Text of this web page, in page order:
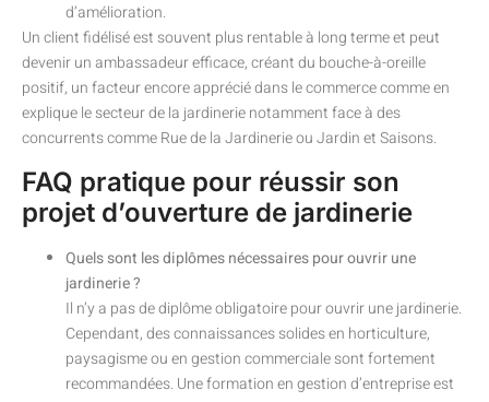
d’amélioration.
Un client fidélisé est souvent plus rentable à long terme et peut
devenir un ambassadeur efficace, créant du bouche-à-oreille
positif, un facteur encore apprécié dans le commerce comme en
explique le secteur de la jardinerie notamment face à des
concurrents comme Rue de la Jardinerie ou Jardin et Saisons.
FAQ pratique pour réussir son
projet d’ouverture de jardinerie
Quels sont les diplômes nécessaires pour ouvrir une
jardinerie ?
Il n’y a pas de diplôme obligatoire pour ouvrir une jardinerie.
Cependant, des connaissances solides en horticulture,
paysagisme ou en gestion commerciale sont fortement
recommandées. Une formation en gestion d’entreprise est